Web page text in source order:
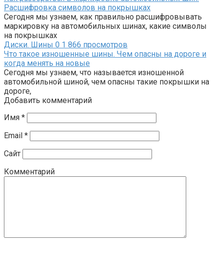
Расшифровка символов на покрышках
Сегодня мы узнаем, как правильно расшифровывать
маркировку на автомобильных шинах, какие символы
на покрышках
Диски. Шины 0 1 866 просмотров
Что такое изношенные шины. Чем опасны на дороге и
когда менять на новые
Сегодня мы узнаем, что называется изношенной
автомобильной шиной, чем опасны такие покрышки на
дороге,
Добавить комментарий
Имя *
Email *
Сайт
Комментарий